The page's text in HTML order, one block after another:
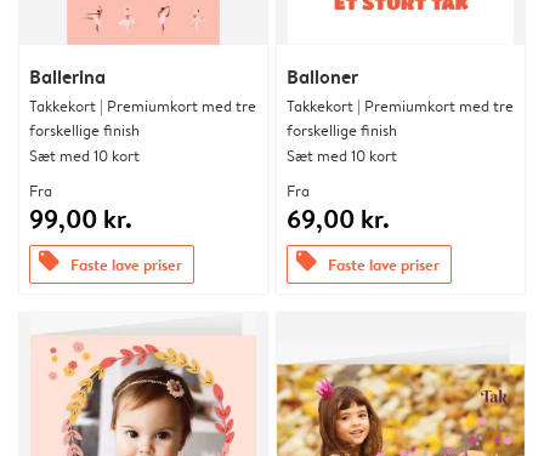
Ballerina
Takkekort | Premiumkort med tre
forskellige finish
Sæt med 10 kort
Fra
99,00 kr.
offers Faste lave priser
Balloner
Takkekort | Premiumkort med tre
forskellige finish
Sæt med 10 kort
Fra
69,00 kr.
offers Faste lave priser